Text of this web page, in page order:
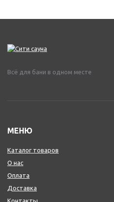
Всё для бани в одном месте
МЕНЮ
Каталог товаров
О нас
Оплата
Доставка
Контакты